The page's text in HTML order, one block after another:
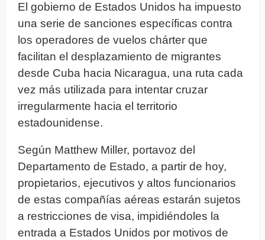
El gobierno de Estados Unidos ha impuesto
una serie de sanciones específicas contra
los operadores de vuelos chárter que
facilitan el desplazamiento de migrantes
desde Cuba hacia Nicaragua, una ruta cada
vez más utilizada para intentar cruzar
irregularmente hacia el territorio
estadounidense.
Según Matthew Miller, portavoz del
Departamento de Estado, a partir de hoy,
propietarios, ejecutivos y altos funcionarios
de estas compañías aéreas estarán sujetos
a restricciones de visa, impidiéndoles la
entrada a Estados Unidos por motivos de